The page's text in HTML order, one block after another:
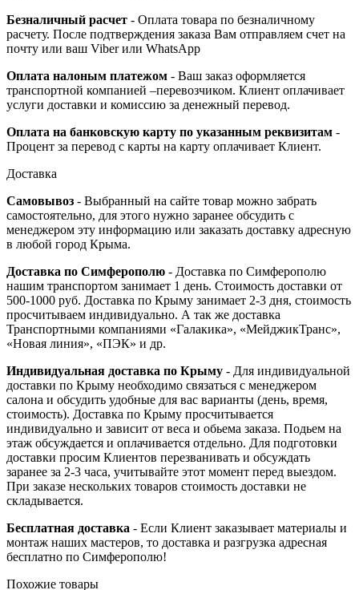
Безналичный расчет - Оплата товара по безналичному
расчету. После подтверждения заказа Вам отправляем счет на
почту или ваш Viber или WhatsApp
Оплата налоным платежом - Ваш заказ оформляется
транспортной компанией –перевозчиком. Клиент оплачивает
услуги доставки и комиссию за денежный перевод.
Оплата на банковскую карту по указанным реквизитам -
Процент за перевод с карты на карту оплачивает Клиент.
Доставка
Самовывоз - Выбранный на сайте товар можно забрать
самостоятельно, для этого нужно заранее обсудить с
менеджером эту информацию или заказать доставку адресную
в любой город Крыма.
Доставка по Симферополю - Доставка по Симферополю
нашим транспортом занимает 1 день. Стоимость доставки от
500-1000 руб. Доставка по Крыму занимает 2-3 дня, стоимость
просчитываем индивидуально. А так же доставка
Транспортными компаниями «Галакика», «МейджикТранс»,
«Новая линия», «ПЭК» и др.
Индивидуальная доставка по Крыму - Для индивидуальной
доставки по Крыму необходимо связаться с менеджером
салона и обсудить удобные для вас варианты (день, время,
стоимость). Доставка по Крыму просчитывается
индивидуально и зависит от веса и обьема заказа. Подьем на
этаж обсуждается и оплачивается отдельно. Для подготовки
доставки просим Клиентов перезванивать и обсуждать
заранее за 2-3 часа, учитывайте этот момент перед выездом.
При заказе нескольких товаров стоимость доставки не
складывается.
Бесплатная доставка - Если Клиент заказывает материалы и
монтаж наших мастеров, то доставка и разгрузка адресная
бесплатно по Симферополю!
Похожие товары